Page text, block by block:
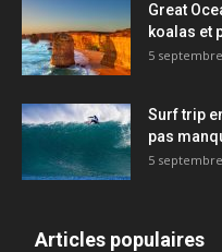
Great
koalas et
5
Surf trip
pas
5
Articles populaires